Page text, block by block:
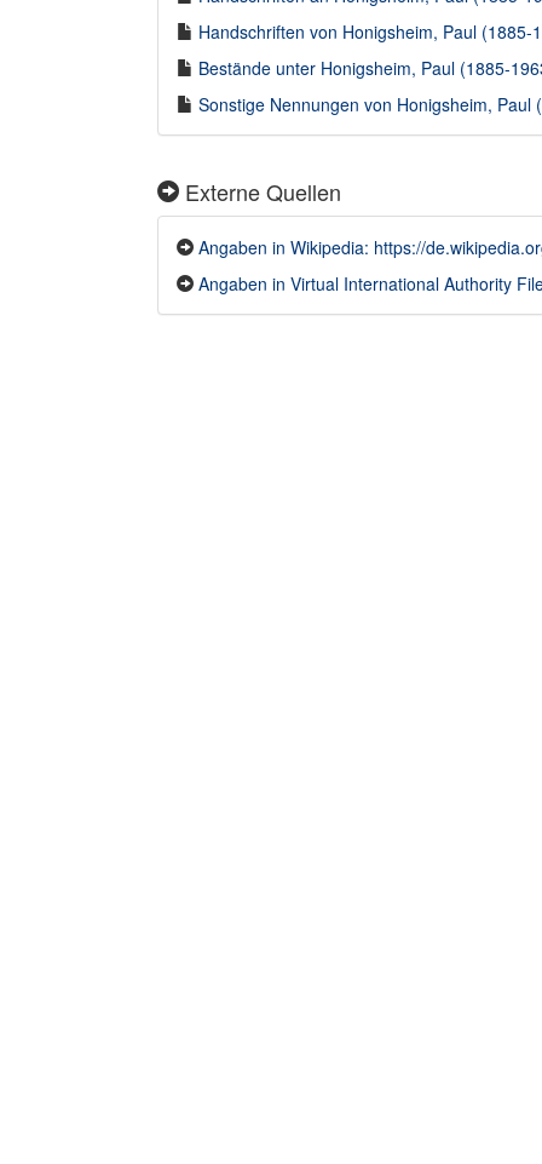
Handschriften von Honigsheim, Paul (1885-
Bestände unter Honigsheim, Paul (1885-
Sonstige Nennungen von Honigsheim, Paul
Externe Quellen
Angaben in Wikipedia: https://
Angaben in Virtual International Authority